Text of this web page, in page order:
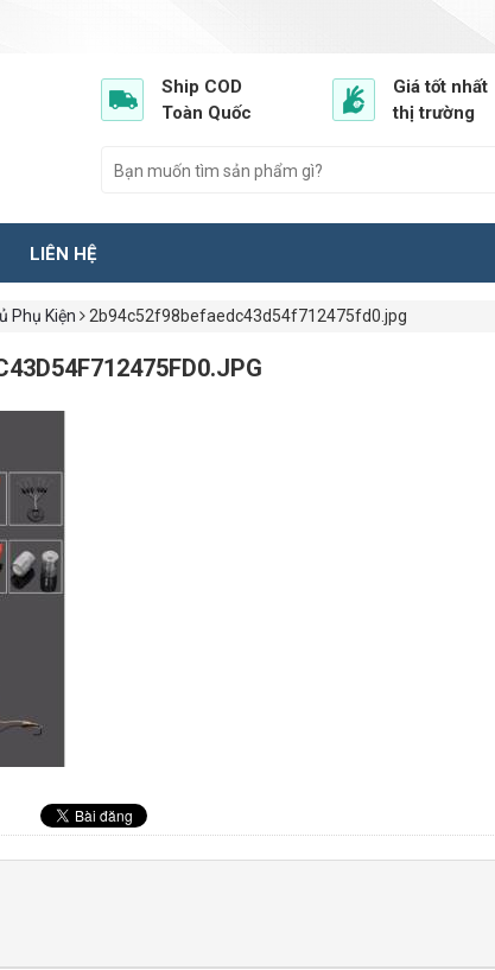
Ship COD
Toàn Quốc
Giá tốt nhất
thị trường
LIÊN HỆ
Phụ Kiện 2b94c52f98befaedc43d54f712475fd0.jpg